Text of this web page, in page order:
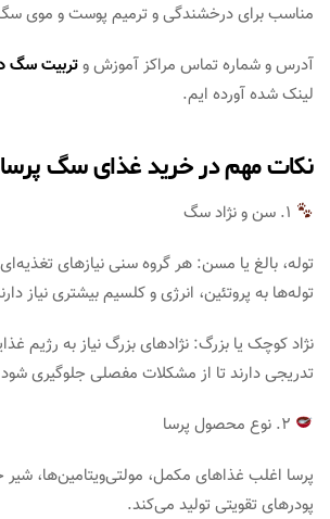
مناسب برای درخشندگی و ترمیم پوست و موی
آدرس و شماره تماس مراکز آموزش وتربیت سگ
لینک شده آورده ایم.
نکات مهم در خرید غذای سگ پرسا
توله، بالغ یا مسن: هر گروه سنی نیازهای تغذیه‌ای
توله‌ها به پروتئین، انرژی و کلسیم بیشتری نیاز
نژاد کوچک یا بزرگ: نژادهای بزرگ نیاز به رژیم
تدریجی دارند تا از مشکلات مفصلی جلوگیری
پرسا اغلب غذاهای مکمل، مولتی‌ویتامین‌ها،
پودرهای تقویتی تولید می‌کند.